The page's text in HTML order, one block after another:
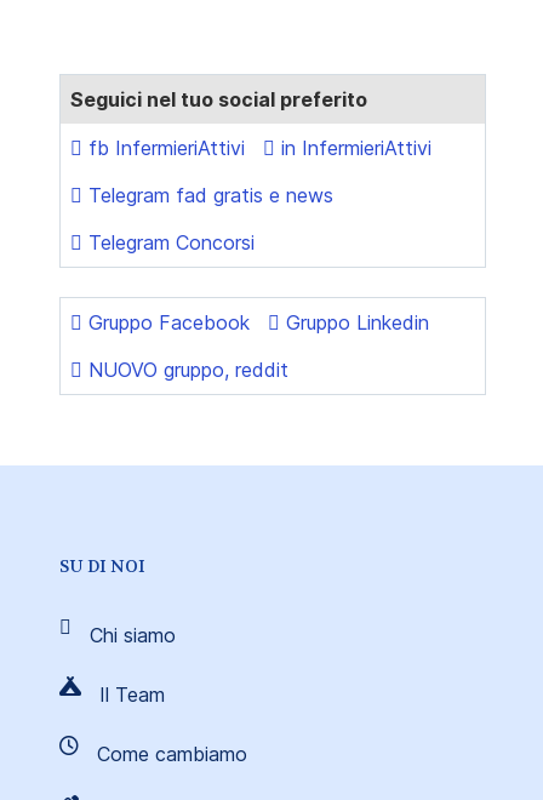
Seguici nel tuo social preferito
fb InfermieriAttivi
in InfermieriAttivi
Telegram fad gratis e news
Telegram Concorsi
Gruppo Facebook
Gruppo Linkedin
NUOVO gruppo, reddit
SU DI NOI
Chi siamo
Il Team
Come cambiamo